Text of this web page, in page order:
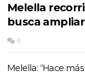
Melella
busca
0
Melella: “Hace